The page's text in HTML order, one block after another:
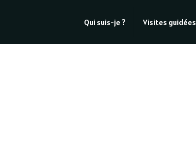
Qui suis-je ? Visites guidées